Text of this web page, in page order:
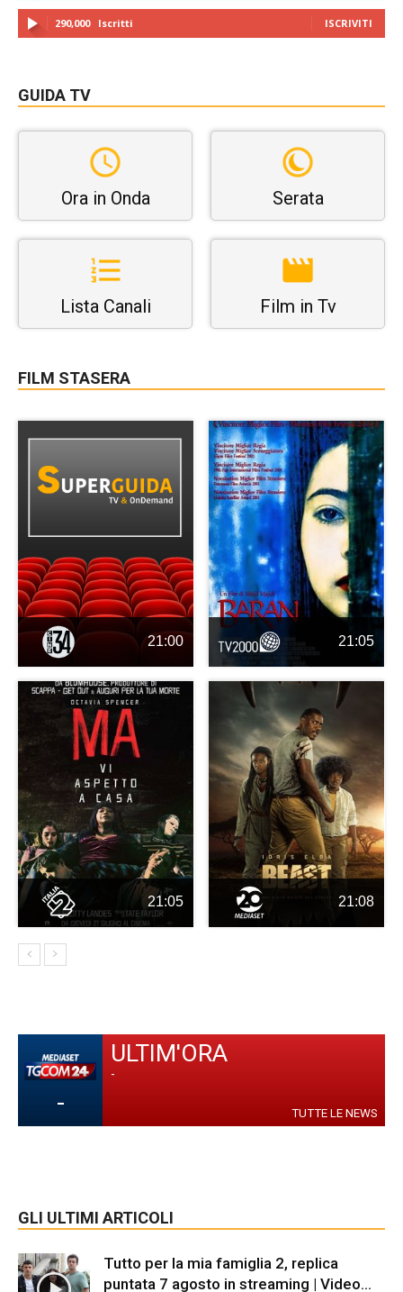
290,000 Iscritti ISCRIVITI
GUIDA TV
Ora in Onda Serata
Lista Canali Film in Tv
FILM STASERA
21:00 21:05
21:05 21:08
-
ULTIM'ORA
-
TUTTE LE NEWS
GLI ULTIMI ARTICOLI
Tutto per la mia famiglia 2, replica
puntata 7 agosto in streaming | Video...